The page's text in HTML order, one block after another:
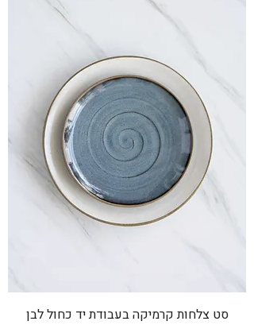
סט צלחות קרמיקה בעבודת יד כחול לבן